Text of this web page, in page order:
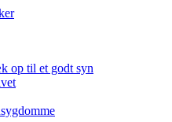
op til et godt syn